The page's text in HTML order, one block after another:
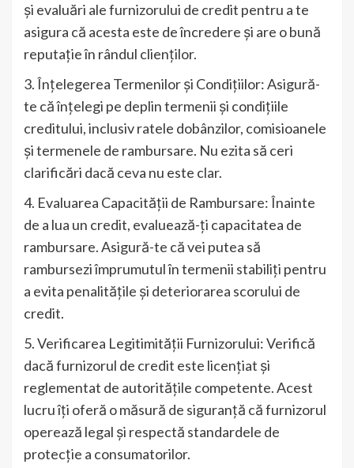
și evaluări ale furnizorului de credit pentru a te
asigura că acesta este de încredere și are o bună
reputație în rândul clienților.
3. Înțelegerea Termenilor și Condițiilor: Asigură-
te că înțelegi pe deplin termenii și condițiile
creditului, inclusiv ratele dobânzilor, comisioanele
și termenele de rambursare. Nu ezita să ceri
clarificări dacă ceva nu este clar.
4. Evaluarea Capacității de Rambursare: Înainte
de a lua un credit, evaluează-ți capacitatea de
rambursare. Asigură-te că vei putea să
rambursezi împrumutul în termenii stabiliți pentru
a evita penalitățile și deteriorarea scorului de
credit.
5. Verificarea Legitimității Furnizorului: Verifică
dacă furnizorul de credit este licențiat și
reglementat de autoritățile competente. Acest
lucru îți oferă o măsură de siguranță că furnizorul
operează legal și respectă standardele de
protecție a consumatorilor.